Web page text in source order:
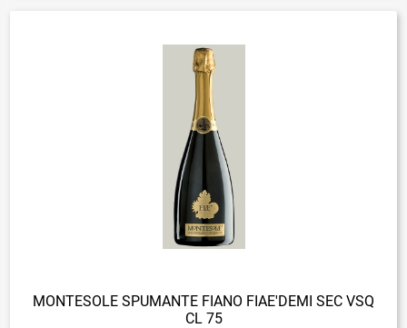
MONTESOLE SPUMANTE FIANO FIAE'DEMI SEC VSQ
CL 75